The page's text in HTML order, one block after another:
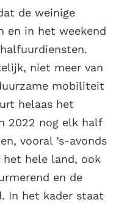
de weinige
en in het weekend
niet meer van
mobiliteit
helaas het
2022 nog elk half
vooral ’s-avonds
hele land, ook
en de
In het kader staat